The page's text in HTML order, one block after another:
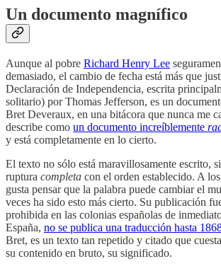
Un documento magnífico
Aunque al pobre Richard Henry Lee
demasiado, el cambio de fecha está más que
Declaración de Independencia, escrita
solitario) por Thomas Jefferson, es un
Bret Deveraux, en una bitácora que nunca me
describe como un documento increíblemente
y está completamente en lo cierto.
El texto no sólo está maravillosamente escrito,
ruptura completa con el orden establecido. A
gusta pensar que la palabra puede cambiar el
veces ha sido esto más cierto. Su publicación
prohibida en las colonias españolas de
España, no se publica una traducción hasta
Bret, es un texto tan repetido y citado que
su contenido en bruto, su significado.